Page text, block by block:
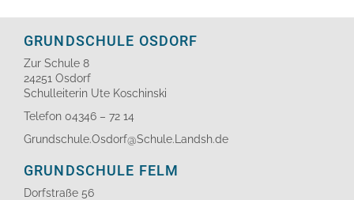
GRUNDSCHULE OSDORF
Zur Schule 8
24251 Osdorf
Schulleiterin Ute Koschinski
Telefon 04346 – 72 14
Grundschule.Osdorf@Schule.Landsh.de
GRUNDSCHULE FELM
Dorfstraße 56